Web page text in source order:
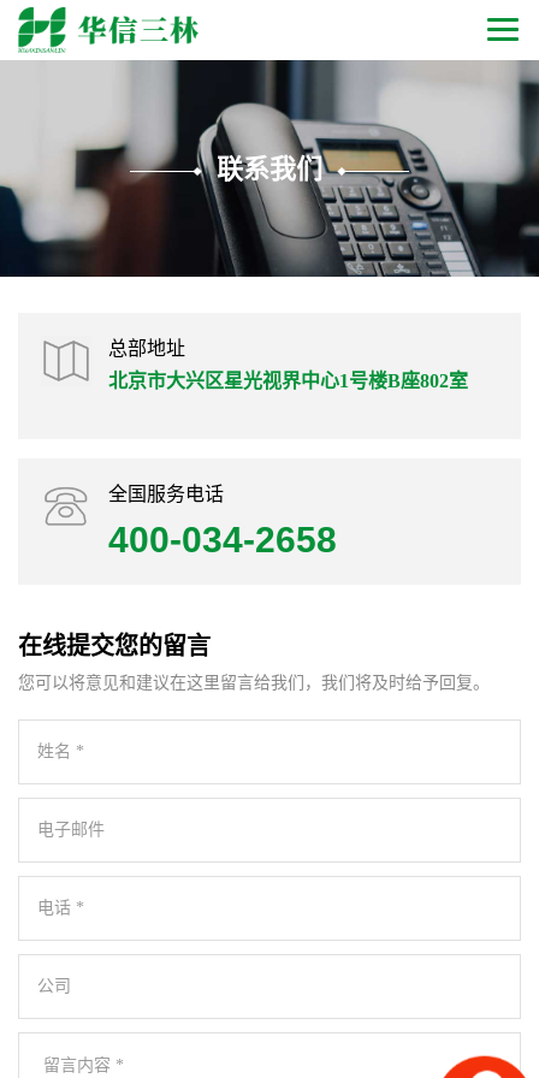
联系我们
总部地址
北京市大兴区星光视界中心1号楼B座802室
全国服务电话
400-034-2658
在线提交您的留言
您可以将意见和建议在这里留言给我们，我们将及时给予回复。